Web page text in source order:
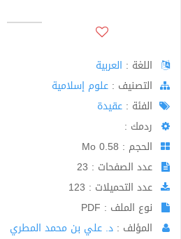
اللغة : العربية
اﻟﺘﺼﻨﻴﻒ : علوم إسلامية
الفئة : عقيدة
ردمك :
الحجم : 0.58 Mo
عدد الصفحات : 23
عدد التحميلات : 123
نوع الملف : PDF
المؤلف : د. علي بن محمد المطري